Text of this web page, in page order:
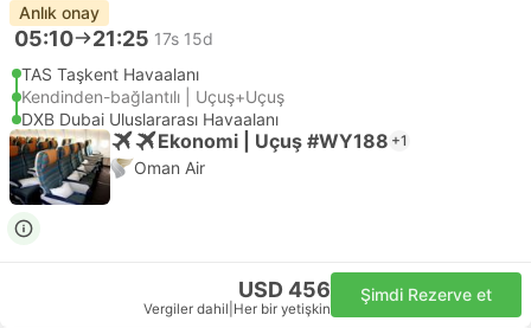
Anlık onay
05:10 21:25 17s 15d
TAS Taşkent Havaalanı
Kendinden-bağlantılı | Uçuş+Uçuş
DXB Dubai Uluslararası Havaalanı
Ekonomi | Uçuş #WY188 +1
Oman Air
USD 456
Vergiler dahil Her bir yetişkin
Şimdi Rezerve et